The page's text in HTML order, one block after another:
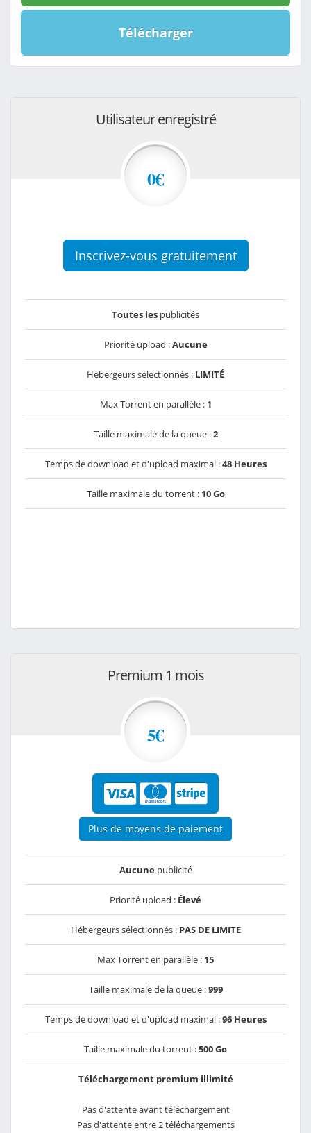
Télécharger
Utilisateur enregistré
0€
Inscrivez-vous gratuitement
Toutes les publicités
Priorité upload :Aucune
Hébergeurs sélectionnés : LIMITÉ
Max Torrent en parallèle : 1
Taille maximale de la queue :2
Temps de download et d'upload maximal :48 Heures
Taille maximale du torrent : 10 Go
Premium 1 mois
5€
Plus de moyens de paiement
Aucunepublicité
Priorité upload : Élevé
Hébergeurs sélectionnés : PAS DE LIMITE
Max Torrent en parallèle : 15
Taille maximale de la queue :999
Temps de download et d'upload maximal :96 Heures
Taille maximale du torrent :500 Go
Téléchargement premium illimité
Pas d'attente avant téléchargement
Pas d'attente entre 2 téléchargements